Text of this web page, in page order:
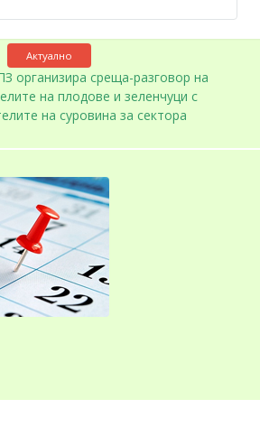
Актуално
организира среща-разговор на
на плодове и зеленчуци с
на суровина за сектора